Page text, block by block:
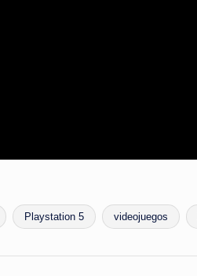
Playstation 5 videojuegos